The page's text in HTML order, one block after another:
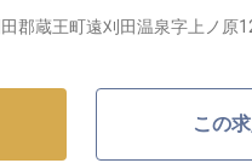
にできます。国定公園の
レッシュしながら働きま
郡蔵王町遠刈田温泉字上ノ原
この